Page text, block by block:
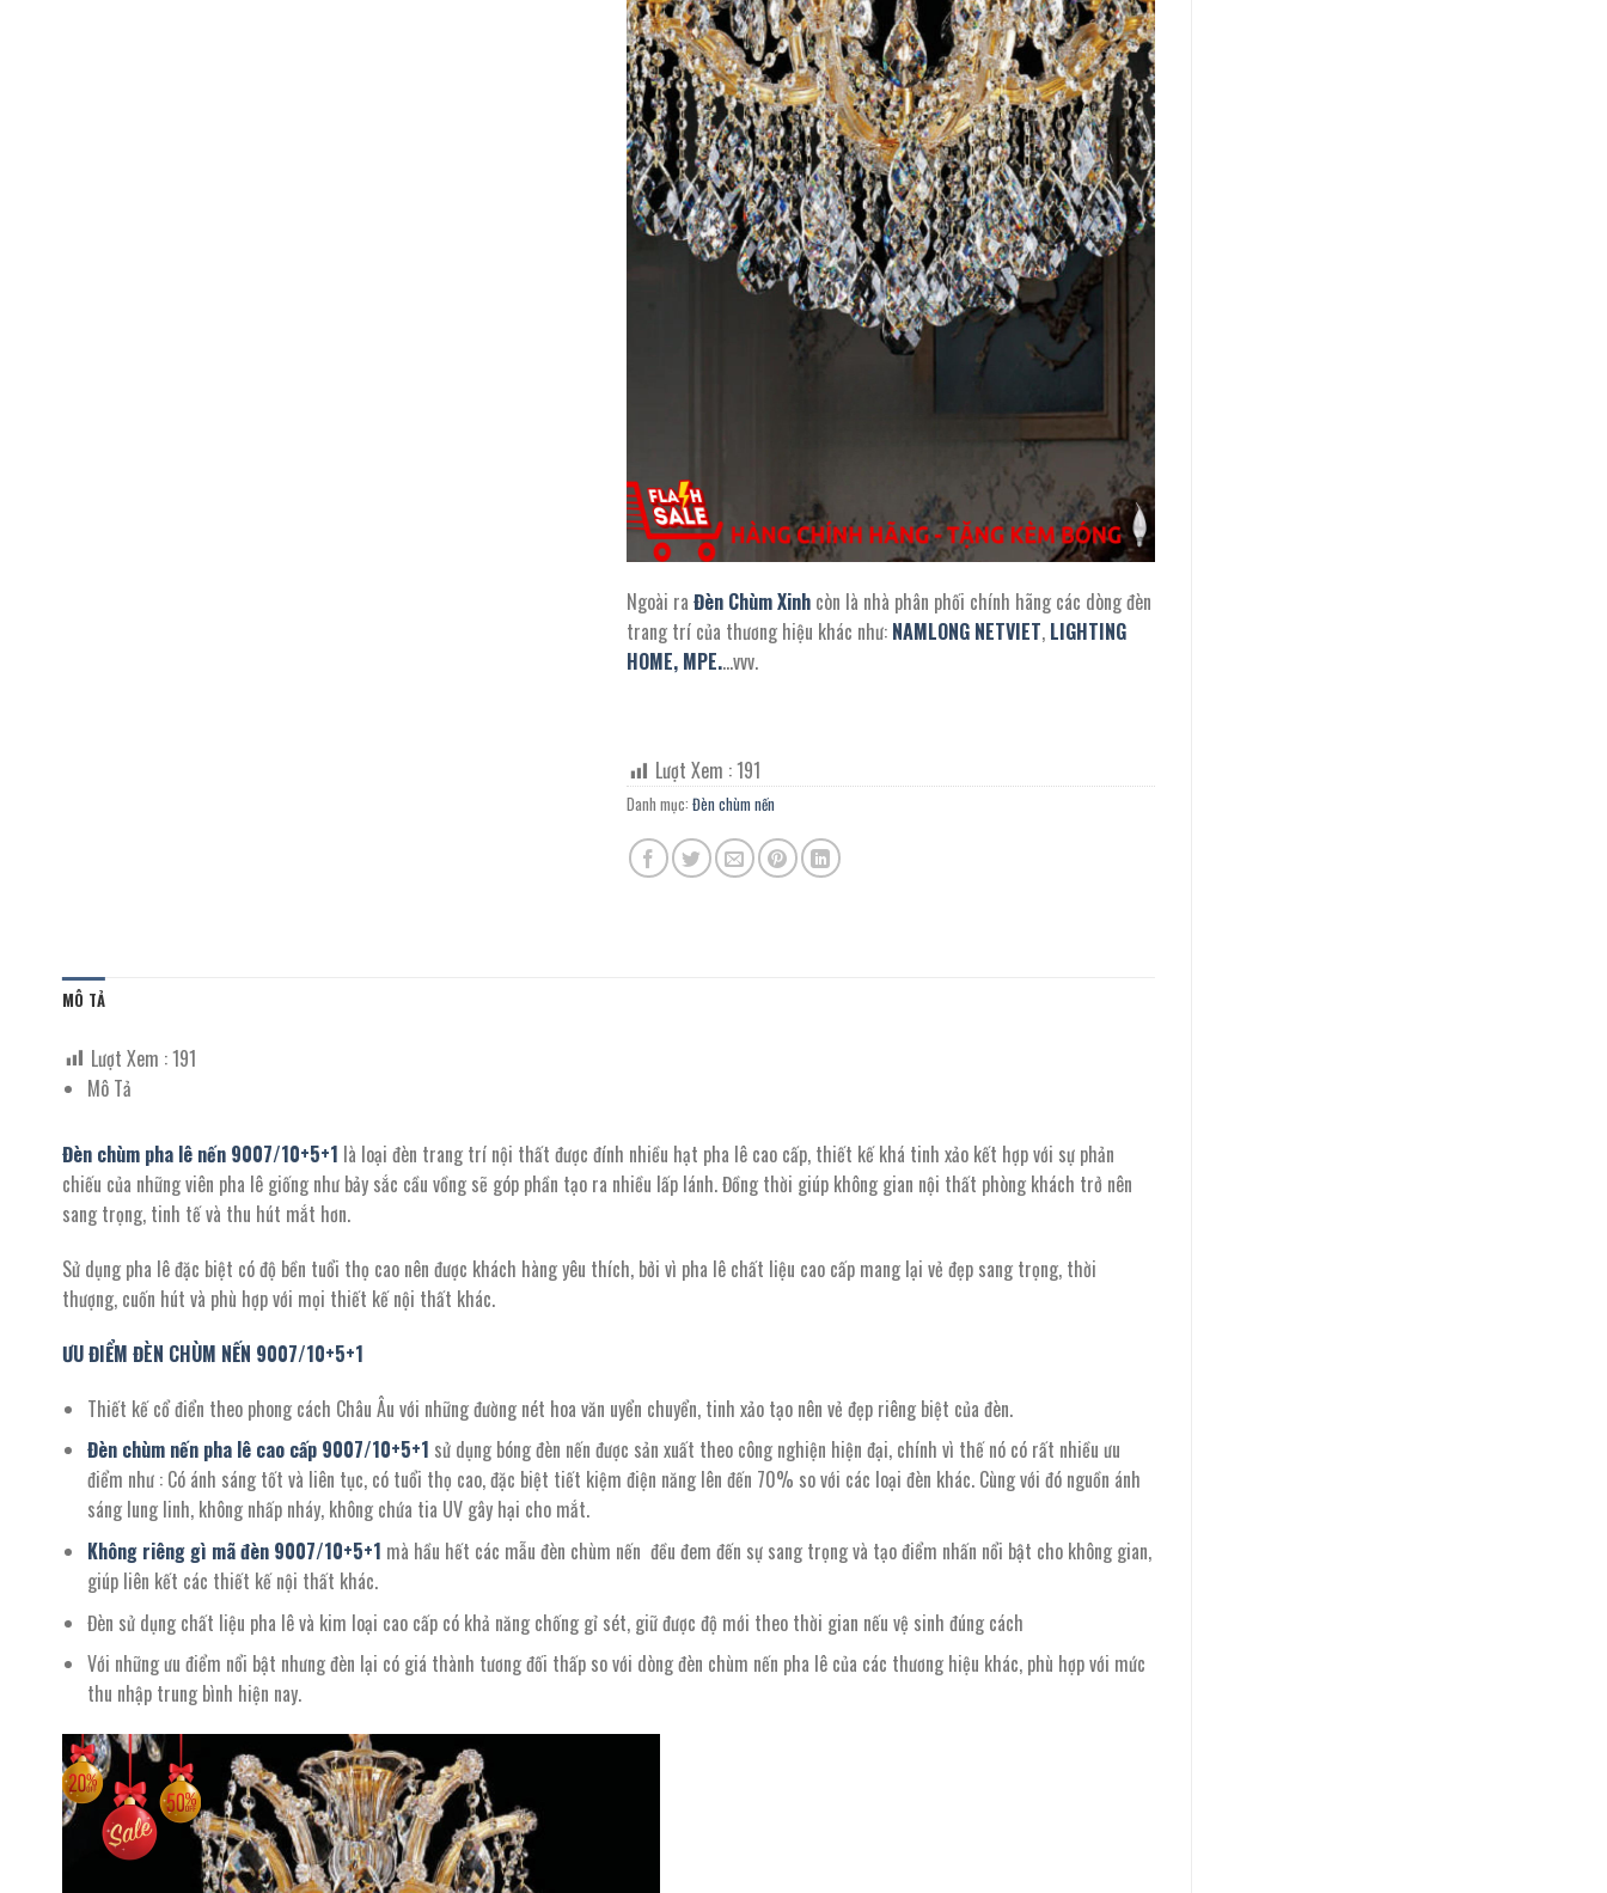
Ngoài ra Đèn Chùm Xinh còn là nhà phân phối chính hãng các dòng đèn
trang trí của thương hiệu khác như: NAMLONG NETVIET, LIGHTING
HOME, MPE.…vvv.
Lượt Xem :191
Danh mục: Đèn chùm nến
MÔ TẢ
Lượt Xem :191
Mô Tả
Đèn chùm pha lê nến 9007/10+5+1 là loại đèn trang trí nội thất được đính nhiều hạt pha lê cao cấp, thiết kế khá tinh xảo kết hợp với sự phản
chiếu của những viên pha lê giống như bảy sắc cầu vồng sẽ góp phần tạo ra nhiều lấp lánh. Đồng thời giúp không gian nội thất phòng khách trở nên
sang trọng, tinh tế và thu hút mắt hơn.
Sử dụng pha lê đặc biệt có độ bền tuổi thọ cao nên được khách hàng yêu thích, bởi vì pha lê chất liệu cao cấp mang lại vẻ đẹp sang trọng, thời
thượng, cuốn hút và phù hợp với mọi thiết kế nội thất khác.
ƯU ĐIỂM ĐÈN CHÙM NẾN 9007/10+5+1
Thiết kế cổ điển theo phong cách Châu Âu với những đường nét hoa văn uyển chuyển, tinh xảo tạo nên vẻ đẹp riêng biệt của đèn.
Đèn chùm nến pha lê cao cấp 9007/10+5+1 sử dụng bóng đèn nến được sản xuất theo công nghiện hiện đại, chính vì thế nó có rất nhiều ưu
điểm như : Có ánh sáng tốt và liên tục, có tuổi thọ cao, đặc biệt tiết kiệm điện năng lên đến 70% so với các loại đèn khác. Cùng với đó nguồn ánh
sáng lung linh, không nhấp nháy, không chứa tia UV gây hại cho mắt.
Không riêng gì mã đèn 9007/10+5+1 mà hầu hết các mẫu đèn chùm nến đều đem đến sự sang trọng và tạo điểm nhấn nổi bật cho không gian,
giúp liên kết các thiết kế nội thất khác.
Đèn sử dụng chất liệu pha lê và kim loại cao cấp có khả năng chống gỉ sét, giữ được độ mới theo thời gian nếu vệ sinh đúng cách
Với những ưu điểm nổi bật nhưng đèn lại có giá thành tương đối thấp so với dòng đèn chùm nến pha lê của các thương hiệu khác, phù hợp với mức
thu nhập trung bình hiện nay.